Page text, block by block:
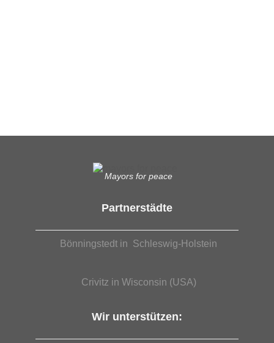
Mayors for peace
Partnerstädte
Bönningstedt in Schleswig-Holstein
Crivitz in Wisconsin (USA)
Wir unterstützen: